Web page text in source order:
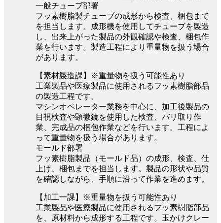
一般チューブ部署
フッ素樹脂製チューブの成形から検査、梱包まで
を担当します。成形機を使用してチューブを製造
し、出来上がった製品の外観確認や検査、梱包作
業を行います。製造工程により重量物を扱う場合
があります。
【素材製造課】※重量物を扱う可能性あり
工業製品や医療製品に使用されるフッ素樹脂部品
の製造工程です。
マシンオペレーター業務を中心に、加工後製品の
目視検査や顕微鏡を使用した検査、バリ取り作
業、完成品の梱包作業などを行います。工程によ
って重量物を扱う場合があります。
モールド部署
フッ素樹脂製品（モールド品）の成形、検査、仕
上げ、梱包までを担当します。製品の形状や品質
を確認しながら、手順に沿って作業を進めます。
【加工一課】※重量物を扱う可能性あり
工業製品や医療製品に使用されるフッ素樹脂部品
を、原材料から成形する工程です。玉かけクレー